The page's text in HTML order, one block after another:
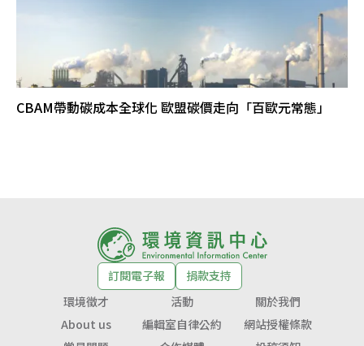
CBAM帶動碳成本全球化 歐盟碳價走向「百歐元常態」
訂閱電子報
捐款支持
環境徵才
活動
關於我們
About us
編輯室自律公約
網站授權條款